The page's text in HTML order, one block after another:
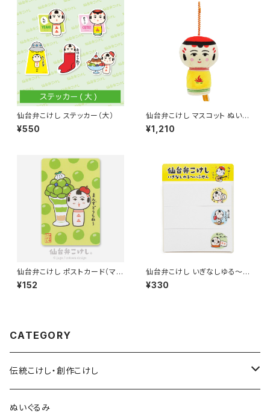
仙台弁こけし ステッカー（大）
¥550
仙台弁こけし マスコット ぬいぐ
るみ ボールチェーン付 （やじろ
うちゃん）
¥1,210
仙台弁こけし ポストカード（マス
カット）
¥152
仙台弁こけし いぎなしゆる～い
ふせん
¥330
CATEGORY
伝統こけし・創作こけし
木村敦工人（弥治郎系）
ぬいぐるみ